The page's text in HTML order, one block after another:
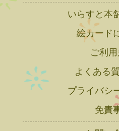
いらすと本
絵カード
ご利
よくある
プライバシ
免責